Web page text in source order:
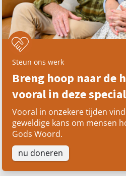
Steun ons werk
Breng hoop naar de
vooral in deze
Vooral in onzekere tijden
geweldige kans om mensen
Gods Woord.
nu doneren